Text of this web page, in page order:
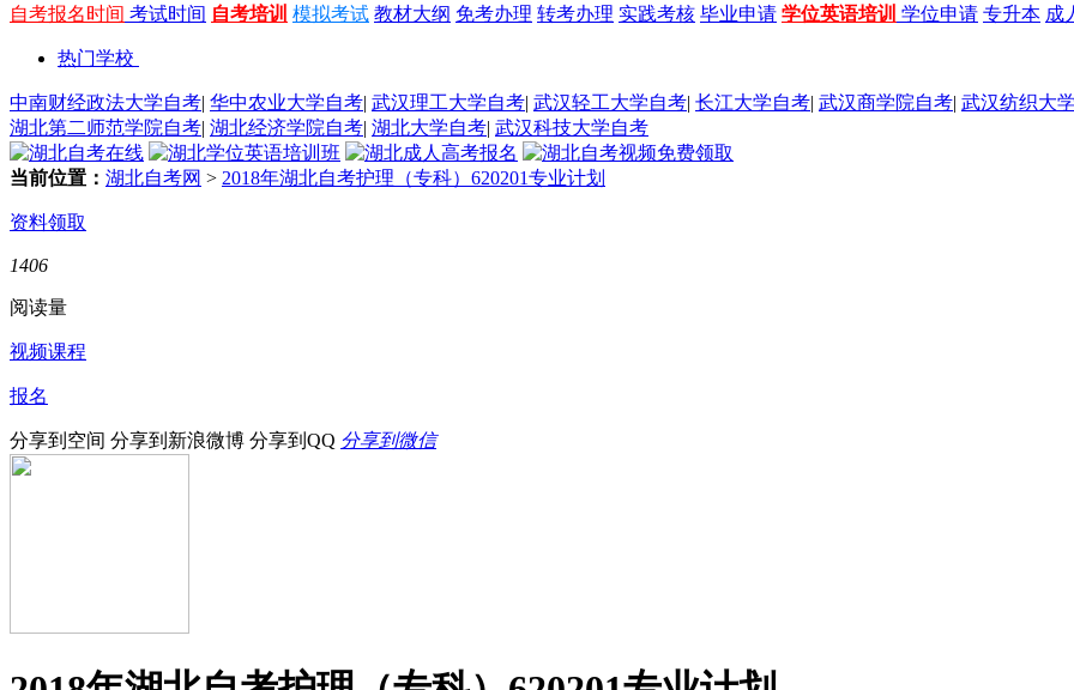
自考报名时间 考试时间 自考培训 模拟考试 教材大纲 免考办理 转考办理 实践考核 毕业申请 学位英语培训 学位申请 专升本 成
热门学校
中南财经政法大学自考| 华中农业大学自考| 武汉理工大学自考| 武汉轻工大学自考| 长江大学自考| 武汉商学院自考| 武汉纺织大
湖北第二师范学院自考| 湖北经济学院自考| 湖北大学自考| 武汉科技大学自考
当前位置： 湖北自考网 > 2018年湖北自考护理（专科）620201专业计划
资料领取
1406
阅读量
视频课程
报名
分享到空间 分享到新浪微博 分享到QQ 分享到微信